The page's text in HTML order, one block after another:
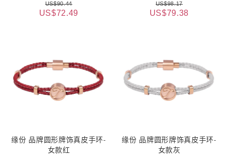
US$90.44
US$72.49
US$98.17
US$79.38
缘份 品牌圆形牌饰真皮手环-
女款红
缘份 品牌圆形牌饰真皮手环-
女款灰